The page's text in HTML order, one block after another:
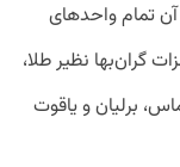
تمام واحدهای
گران‌بها نظیر طلا،
برلیان و یاقوت